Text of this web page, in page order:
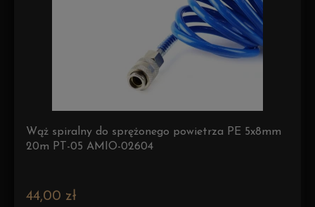
Wąż spiralny do sprężonego powietrza PE 5x8mm
20m PT-05 AMIO-02604
44,00 zł